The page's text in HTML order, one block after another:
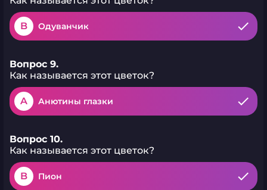
B Одуванчик
Вопрос 9.
Как называется этот цветок?
A Анютины глазки
Вопрос 10.
Как называется этот цветок?
B Пион